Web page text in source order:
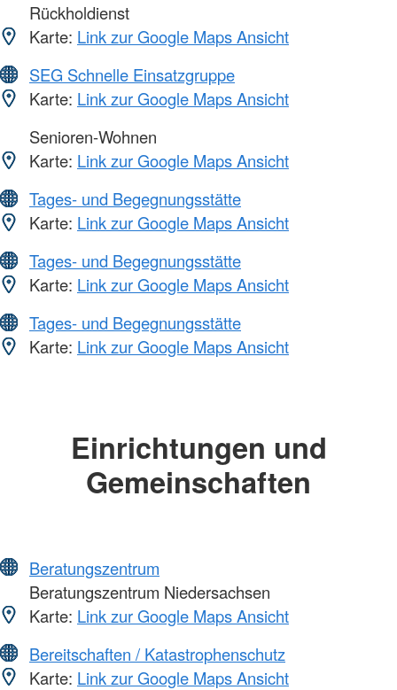
Rückholdienst
Karte: Link zur Google Maps Ansicht
SEG Schnelle Einsatzgruppe
Karte: Link zur Google Maps Ansicht
Senioren-Wohnen
Karte: Link zur Google Maps Ansicht
Tages- und Begegnungsstätte
Karte: Link zur Google Maps Ansicht
Tages- und Begegnungsstätte
Karte: Link zur Google Maps Ansicht
Tages- und Begegnungsstätte
Karte: Link zur Google Maps Ansicht
Einrichtungen und
Gemeinschaften
Beratungszentrum
Beratungszentrum Niedersachsen
Karte: Link zur Google Maps Ansicht
Bereitschaften / Katastrophenschutz
Karte: Link zur Google Maps Ansicht